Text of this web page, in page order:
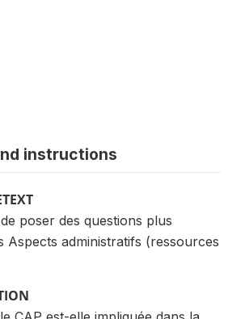
instructions
poser des questions plus
Aspects administratifs (ressources